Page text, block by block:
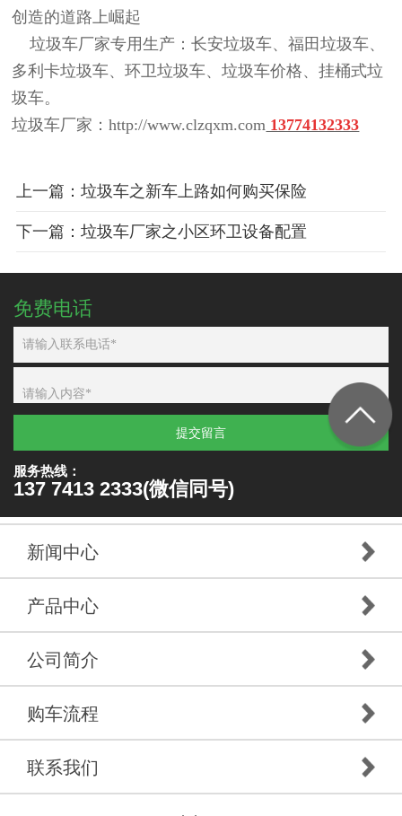
创造的道路上崛起
垃圾车厂家专用生产：长安垃圾车、福田垃圾车、
多利卡垃圾车、环卫垃圾车、垃圾车价格、挂桶式垃
圾车。
垃圾车厂家：http://www.clzqxm.com 13774132333
上一篇：垃圾车之新车上路如何购买保险
下一篇：垃圾车厂家之小区环卫设备配置
免费电话
提交留言
服务热线：
137 7413 2333(微信同号)
新闻中心
产品中心
公司简介
购车流程
联系我们